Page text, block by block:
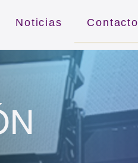
Noticias Contacto